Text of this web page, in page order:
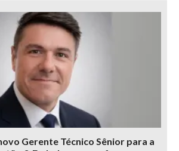
Gerente Técnico Sênior para a